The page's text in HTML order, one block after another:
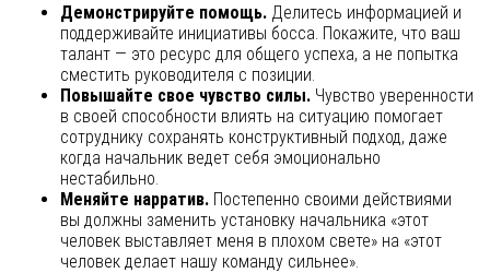
Демонстрируйте помощь. Делитесь информацией и
поддерживайте инициативы босса. Покажите, что ваш
талант — это ресурс для общего успеха, а не попытка
сместить руководителя с позиции.
Повышайте свое чувство силы. Чувство уверенности
в своей способности влиять на ситуацию помогает
сотруднику сохранять конструктивный подход, даже
когда начальник ведет себя эмоционально
нестабильно.
Меняйте нарратив. Постепенно своими действиями
вы должны заменить установку начальника «этот
человек выставляет меня в плохом свете» на «этот
человек делает нашу команду сильнее».